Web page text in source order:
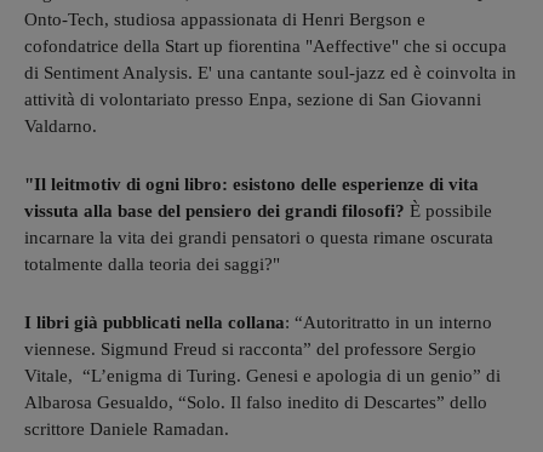
Onto-Tech, studiosa appassionata di Henri Bergson e
cofondatrice della Start up fiorentina "Aeffective" che si occupa
di Sentiment Analysis. E' una cantante soul-jazz ed è coinvolta in
attività di volontariato presso Enpa, sezione di San Giovanni
Valdarno.
"Il leitmotiv di ogni libro: esistono delle esperienze di vita
vissuta alla base del pensiero dei grandi filosofi? È possibile
incarnare la vita dei grandi pensatori o questa rimane oscurata
totalmente dalla teoria dei saggi?"
I libri già pubblicati nella collana: “Autoritratto in un interno
viennese. Sigmund Freud si racconta” del professore Sergio
Vitale, “L’enigma di Turing. Genesi e apologia di un genio” di
Albarosa Gesualdo, “Solo. Il falso inedito di Descartes” dello
scrittore Daniele Ramadan.